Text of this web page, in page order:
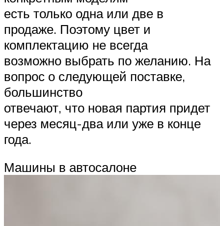
есть только одна или две в
продаже. Поэтому цвет и
комплектацию не всегда
возможно выбрать по желанию. На
вопрос о следующей поставке,
большинство
отвечают, что новая партия придет
через месяц-два или уже в конце
года.
Машины в автосалоне